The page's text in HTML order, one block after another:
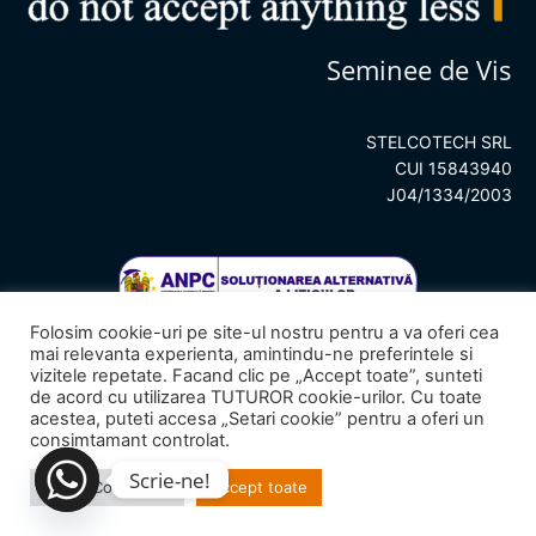
Seminee de Vis
STELCOTECH SRL
CUI 15843940
J04/1334/2003
© 2023Seminee de Vis– All rights reserved.
Folosim cookie-uri pe site-ul nostru pentru a va oferi cea
mai relevanta experienta, amintindu-ne preferintele si
vizitele repetate. Facand clic pe „Accept toate”, sunteti
de acord cu utilizarea TUTUROR cookie-urilor. Cu toate
acestea, puteti accesa „Setari cookie” pentru a oferi un
consimtamant controlat.
Setari Cookie-uri Accept toate
Scrie-ne!